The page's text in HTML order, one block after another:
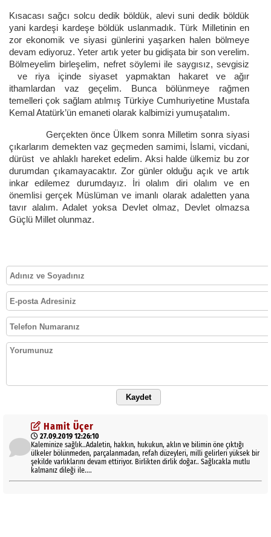
Kısacası sağcı solcu dedik böldük, alevi suni dedik böldük
yani kardeşi kardeşe böldük uslanmadık. Türk Milletinin en
zor ekonomik ve siyasi günlerini yaşarken halen bölmeye
devam ediyoruz. Yeter artık yeter bu gidişata bir son verelim.
Bölmeyelim birleşelim, nefret söylemi ile saygısız, sevgisiz
ve riya içinde siyaset yapmaktan hakaret ve ağır
ithamlardan vaz geçelim. Bunca bölünmeye rağmen
temelleri çok sağlam atılmış Türkiye Cumhuriyetine Mustafa
Kemal Atatürk’ün emaneti olarak kalbimizi yumuşatalım.
Gerçekten önce Ülkem sonra Milletim sonra siyasi
çıkarlarım demekten vaz geçmeden samimi, İslami, vicdani,
dürüst ve ahlaklı hareket edelim. Aksi halde ülkemiz bu zor
durumdan çıkamayacaktır. Zor günler olduğu açık ve artık
inkar edilemez durumdayız. İri olalım diri olalım ve en
önemlisi gerçek Müslüman ve imanlı olarak adaletten yana
tavır alalım. Adalet yoksa Devlet olmaz, Devlet olmazsa
Güçlü Millet olunmaz.
Kaydet
Hamit Üçer
27.09.2019 12:26:10
Kaleminize sağlık..Adaletin, hakkın, hukukun, aklın ve bilimin öne çıktığı
ülkeler bölünmeden, parçalanmadan, refah düzeyleri, milli gelirleri yüksek bir
şekilde varlıklarını devam ettiriyor. Birlikten dirlik doğar.. Sağlıcakla mutlu
kalmanız dileği ile....